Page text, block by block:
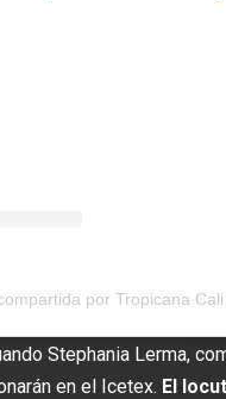
por Tropicana
Stephania Lerma,
en el Icetex. El